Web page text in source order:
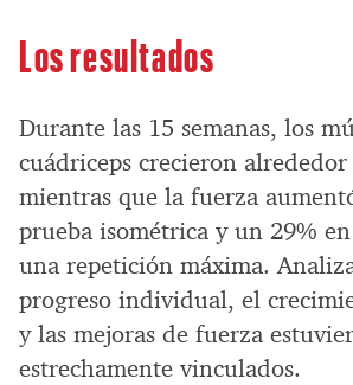
Los resultados
Durante las 15 semanas, los
cuádriceps crecieron
mientras que la fuerza
prueba isométrica y un 29%
una repetición máxima.
progreso individual, el
y las mejoras de fuerza
estrechamente vinculados.